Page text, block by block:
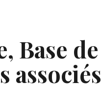
Base de
associés